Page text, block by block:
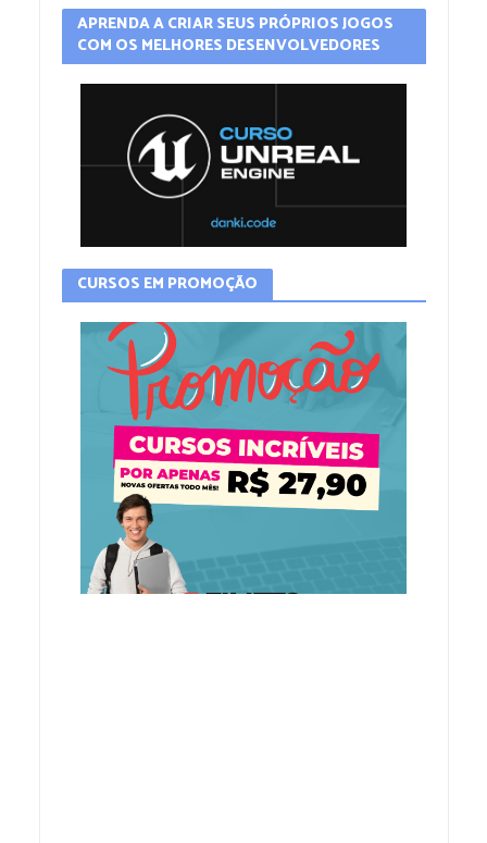
APRENDA A CRIAR SEUS PRÓPRIOS JOGOS
COM OS MELHORES DESENVOLVEDORES
CURSOS EM PROMOÇÃO